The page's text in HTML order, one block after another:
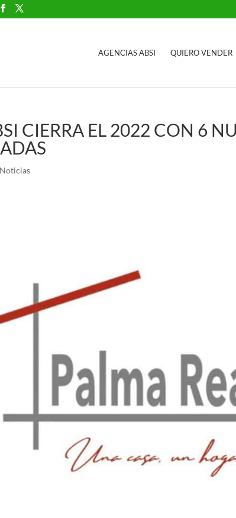
AGENCIAS ABSI QUIERO VENDER
CIERRA EL 2022 CON 6
Noticias